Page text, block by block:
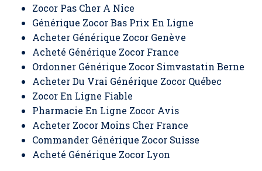
Zocor Pas Cher A Nice
Générique Zocor Bas Prix En Ligne
Acheter Générique Zocor Genève
Acheté Générique Zocor France
Ordonner Générique Zocor Simvastatin Berne
Acheter Du Vrai Générique Zocor Québec
Zocor En Ligne Fiable
Pharmacie En Ligne Zocor Avis
Acheter Zocor Moins Cher France
Commander Générique Zocor Suisse
Acheté Générique Zocor Lyon